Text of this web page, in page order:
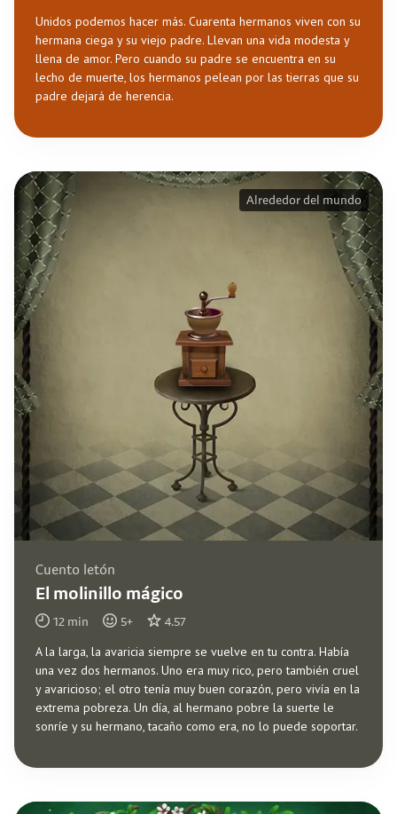
Unidos podemos hacer más. Cuarenta hermanos viven con su
hermana ciega y su viejo padre. Llevan una vida modesta y
llena de amor. Pero cuando su padre se encuentra en su
lecho de muerte, los hermanos pelean por las tierras que su
padre dejará de herencia.
Cuento letón
El molinillo mágico
12 min 5+ 4.57
A la larga, la avaricia siempre se vuelve en tu contra. Había
una vez dos hermanos. Uno era muy rico, pero también cruel
y avaricioso; el otro tenía muy buen corazón, pero vivía en la
extrema pobreza. Un día, al hermano pobre la suerte le
sonríe y su hermano, tacaño como era, no lo puede soportar.
Alrededor del mundo